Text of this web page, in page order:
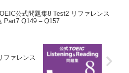
公式問題集8 Test2 リファレンス
Part7 Q149 – Q157
ファレンス